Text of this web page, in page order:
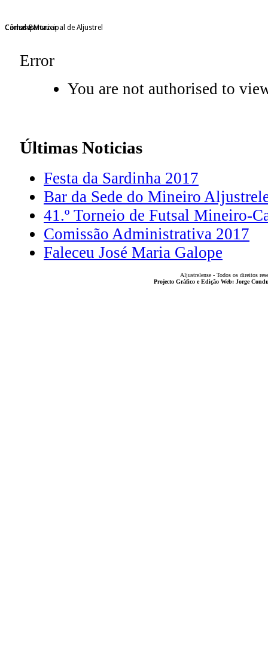
Câmara Municipal de Aljustrel
Consdep
Carlos Bartazar
Error
You are not authorised to
Últimas Noticias
Festa da Sardinha 2017
Bar da Sede do Mineiro
41.º Torneio de Futsal Mineiro-
Comissão Administrativa 2017
Faleceu José Maria Galope
Aljustrelense - Todos os direitos
Projecto Gráfico e Edição Web: Jorge